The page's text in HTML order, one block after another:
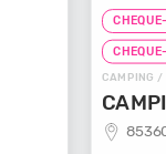
CAMPING /